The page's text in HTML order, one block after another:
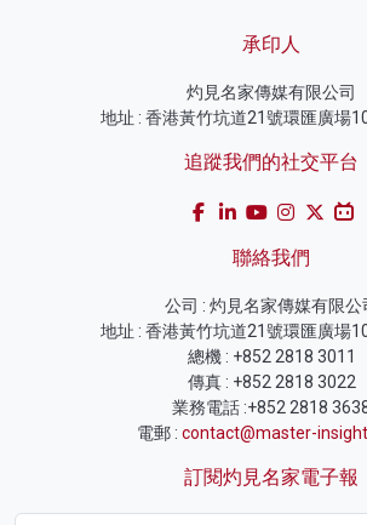
承印人
灼見名家傳媒有限公司
地址 : 香港黃竹坑道21號環匯廣場
追蹤我們的社交平台
聯絡我們
公司 : 灼見名家傳媒有限公
地址 : 香港黃竹坑道21號環匯廣場
總機 : +852 2818 3011
傳真 : +852 2818 3022
業務電話 :+852 2818
電郵 : contact@master-
訂閱灼見名家電子報